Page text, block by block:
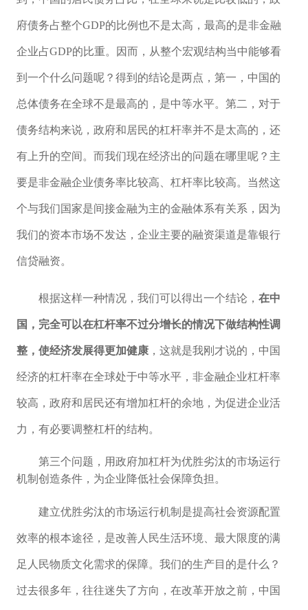
府债务占整个GDP的比例也不是太高，最高的是非金融
企业占GDP的比重。因而，从整个宏观结构当中能够看
到一个什么问题呢？得到的结论是两点，第一，中国的
总体债务在全球不是最高的，是中等水平。第二，对于
债务结构来说，政府和居民的杠杆率并不是太高的，还
有上升的空间。而我们现在经济出的问题在哪里呢？主
要是非金融企业债务率比较高、杠杆率比较高。当然这
个与我们国家是间接金融为主的金融体系有关系，因为
我们的资本市场不发达，企业主要的融资渠道是靠银行
信贷融资。
根据这样一种情况，我们可以得出一个结论，在中
国，完全可以在杠杆率不过分增长的情况下做结构性调
整，使经济发展得更加健康 ，这就是我刚才说的，中国
经济的杠杆率在全球处于中等水平，非金融企业杠杆率
较高，政府和居民还有增加杠杆的余地，为促进企业活
力，有必要调整杠杆的结构。
第三个问题，用政府加杠杆为优胜劣汰的市场运行
机制创造条件，为企业降低社会保障负担。
建立优胜劣汰的市场运行机制是提高社会资源配置
效率的根本途径，是改善人民生活环境、最大限度的满
足人民物质文化需求的保障。我们的生产目的是什么？
过去很多年，往往迷失了方向，在改革开放之前，中国